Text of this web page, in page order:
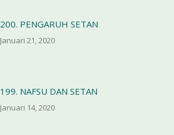
200. PENGARUH SETAN
Januari 21, 2020
199. NAFSU DAN SETAN
Januari 14, 2020